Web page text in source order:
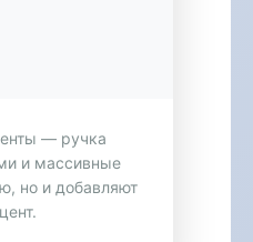
— ручка
и массивные
но и добавляют